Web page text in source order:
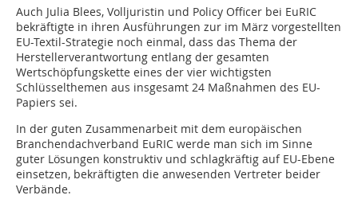
Auch Julia Blees, Volljuristin und Policy Officer bei EuRIC
bekräftigte in ihren Ausführungen zur im März vorgestellten
EU-Textil-Strategie noch einmal, dass das Thema der
Herstellerverantwortung entlang der gesamten
Wertschöpfungskette eines der vier wichtigsten
Schlüsselthemen aus insgesamt 24 Maßnahmen des EU-
Papiers sei.
In der guten Zusammenarbeit mit dem europäischen
Branchendachverband EuRIC werde man sich im Sinne
guter Lösungen konstruktiv und schlagkräftig auf EU-Ebene
einsetzen, bekräftigten die anwesenden Vertreter beider
Verbände.